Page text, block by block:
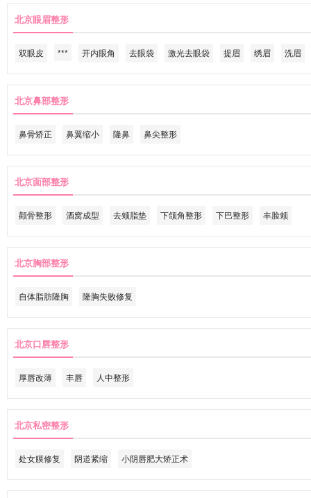
北京眼眉整形
双眼皮 *** 开内眼角 去眼袋 激光去眼袋 提眉 绣眉 洗眉
北京鼻部整形
鼻骨矫正 鼻翼缩小 隆鼻 鼻尖整形
北京面部整形
颧骨整形 酒窝成型 去颊脂垫 下颌角整形 下巴整形 丰脸颊
北京胸部整形
自体脂肪隆胸 隆胸失败修复
北京口唇整形
厚唇改薄 丰唇 人中整形
北京私密整形
处女膜修复 阴道紧缩 小阴唇肥大矫正术